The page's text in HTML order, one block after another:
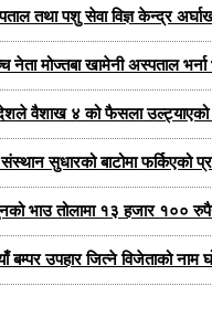
तथा पशु सेवा विज्ञ केन्द्र
नेता मोज्तबा खामेनी अस्पताल
वैशाख ४ को फैसला उल्ट्याएको
सुधारको बाटोमा फर्किएको
भाउ तोलामा १३ हजार १००
उपहार जित्ने विजेताको नाम